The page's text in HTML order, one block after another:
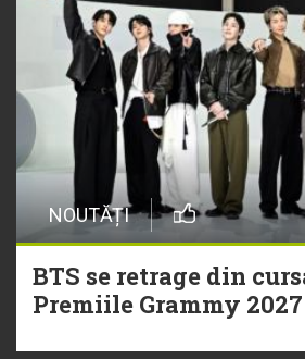
NOUTĂȚI
BTS se retrage din
Premiile Grammy 2027